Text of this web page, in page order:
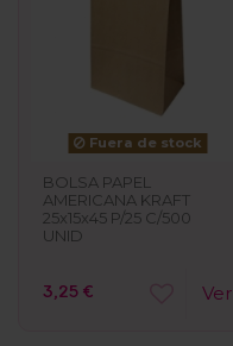
Fuera de stock
BOLSA PAPEL
AMERICANA KRAFT
25x15x45 P/25 C/500
UNID
3,25 € Ver